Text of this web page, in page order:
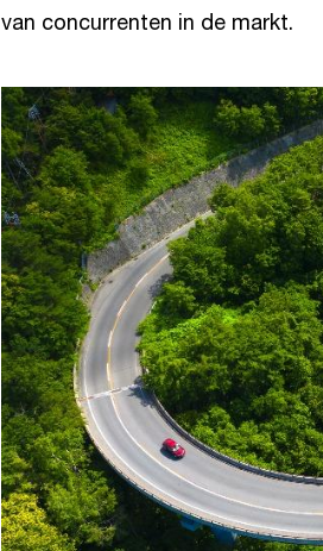
van concurrenten in de markt.